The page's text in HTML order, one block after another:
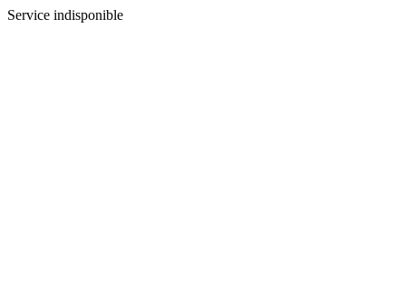
Service indisponible